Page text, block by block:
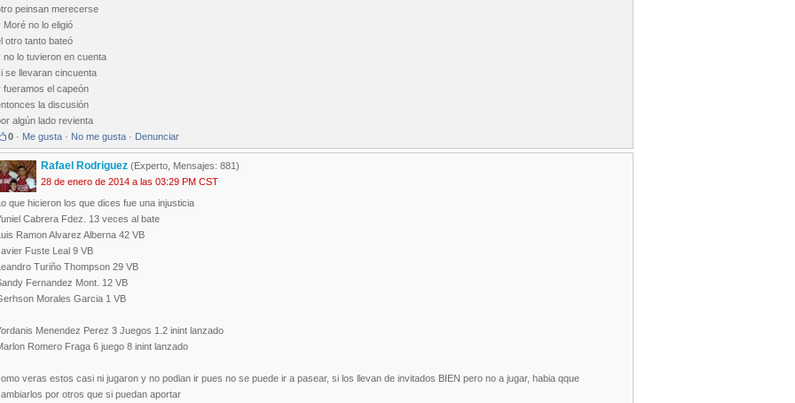
peinsan merecerse
Moré no lo eligió
otro tanto bateó
no lo tuvieron en cuenta
se llevaran cincuenta
fueramos el capeón
la discusión
algún lado revienta
0 · Me gusta · No me gusta · Denunciar
Rafael Rodriguez (Experto, Mensajes: 881)
28 de enero de 2014 a las 03:29 PM CST
que hicieron los que dices fue una injusticia
Cabrera Fdez. 13 veces al bate
Ramon Alvarez Alberna 42 VB
Fuste Leal 9 VB
Turiño Thompson 29 VB
Fernandez Mont. 12 VB
Morales Garcia 1 VB
Menendez Perez 3 Juegos 1.2 inint lanzado
Romero Fraga 6 juego 8 inint lanzado
veras estos casi ni jugaron y no podian ir pues no se puede ir a pasear, si los llevan de invitados BIEN pero no a jugar, habia qque
por otros que si puedan aportar